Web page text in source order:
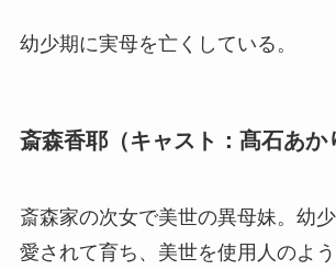
幼少期に実母を亡くしている。
斎森香耶（キャスト：髙石あか
斎森家の次女で美世の異母妹。幼
愛されて育ち、美世を使用人のよう